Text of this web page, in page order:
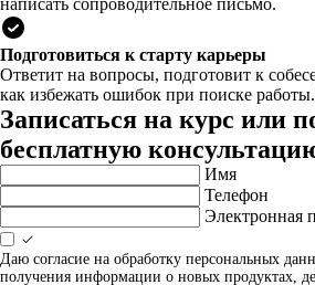
написать сопроводительное письмо.
Подготовиться к старту карьеры
Ответит на вопросы, подготовит к
как избежать ошибок при поиске работы.
Записаться на курс или
бесплатную
Имя
Телефон
Электронная
Даю согласие на обработку персональных
получения информации о новых продуктах,